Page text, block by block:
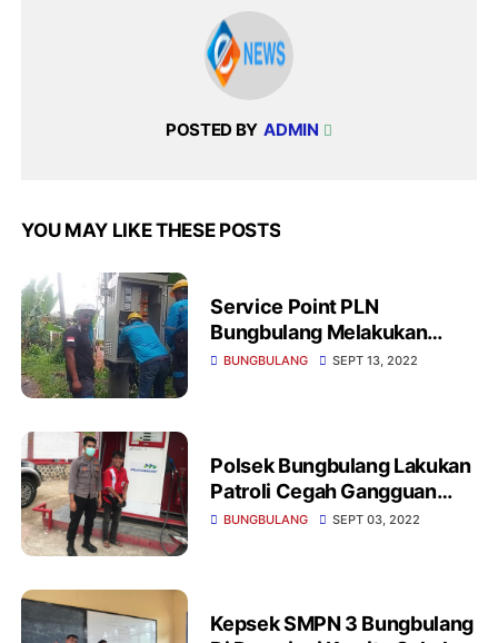
POSTED BY ADMIN
YOU MAY LIKE THESE POSTS
Service Point PLN
Bungbulang Melakukan
Mutasi Trafo Di Gardu
BUNGBULANG SEPT 13, 2022
Polsek Bungbulang Lakukan
Patroli Cegah Gangguan
Kamtibmas Pada Saat
BUNGBULANG SEPT 03, 2022
Kepsek SMPN 3 Bungbulang